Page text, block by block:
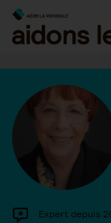
Skip
content
Expert depuis